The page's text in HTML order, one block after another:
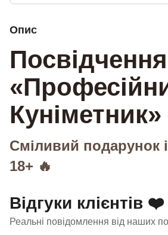
Опис
Посвідчення
Куніметник»
Сміливий подарунок
18+ 🔥
Відгуки клієнтів ❤️
Реальні повідомлення від наших